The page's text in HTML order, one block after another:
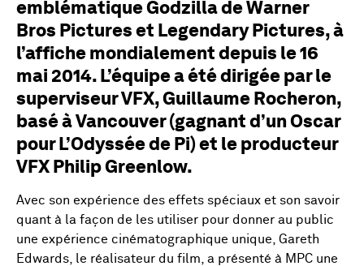
emblématique Godzilla de Warner
Bros Pictures et Legendary Pictures, à
l’affiche mondialement depuis le 16
mai 2014. L’équipe a été dirigée par le
superviseur VFX, Guillaume Rocheron,
basé à Vancouver (gagnant d’un Oscar
pour L’Odyssée de Pi) et le producteur
VFX Philip Greenlow.
Avec son expérience des effets spéciaux et son savoir
quant à la façon de les utiliser pour donner au public
une expérience cinématographique unique, Gareth
Edwards, le réalisateur du film, a présenté à MPC une